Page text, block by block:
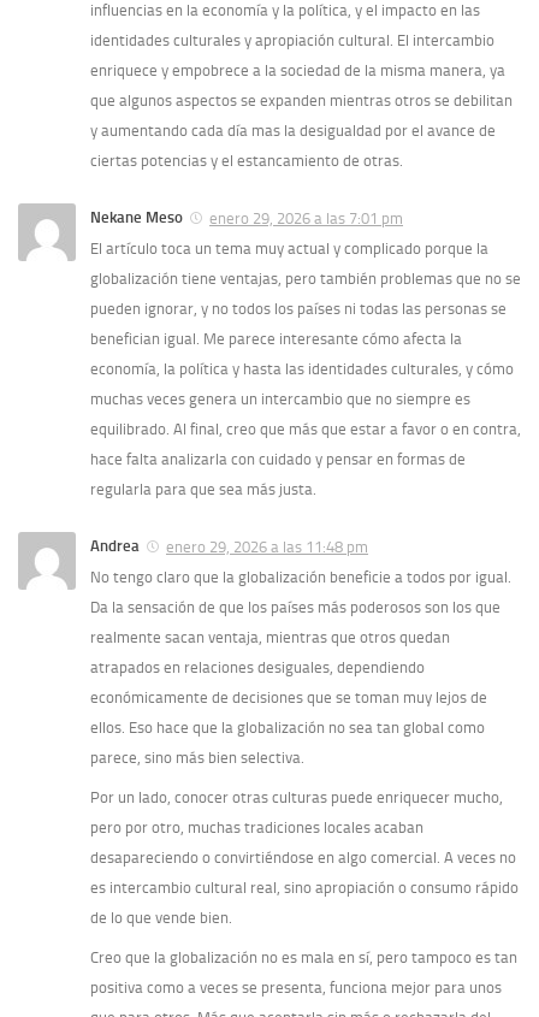
influencias en la economía y la política, y el impacto en las
identidades culturales y apropiación cultural. El intercambio
enriquece y empobrece a la sociedad de la misma manera, ya
que algunos aspectos se expanden mientras otros se debilitan
y aumentando cada día mas la desigualdad por el avance de
ciertas potencias y el estancamiento de otras.
Nekane Meso
enero 29, 2026 a las 7:01 pm
El artículo toca un tema muy actual y complicado porque la
globalización tiene ventajas, pero también problemas que no se
pueden ignorar, y no todos los países ni todas las personas se
benefician igual. Me parece interesante cómo afecta la
economía, la política y hasta las identidades culturales, y cómo
muchas veces genera un intercambio que no siempre es
equilibrado. Al final, creo que más que estar a favor o en contra,
hace falta analizarla con cuidado y pensar en formas de
regularla para que sea más justa.
Andrea
enero 29, 2026 a las 11:48 pm
No tengo claro que la globalización beneficie a todos por igual.
Da la sensación de que los países más poderosos son los que
realmente sacan ventaja, mientras que otros quedan
atrapados en relaciones desiguales, dependiendo
económicamente de decisiones que se toman muy lejos de
ellos. Eso hace que la globalización no sea tan global como
parece, sino más bien selectiva.
Por un lado, conocer otras culturas puede enriquecer mucho,
pero por otro, muchas tradiciones locales acaban
desapareciendo o convirtiéndose en algo comercial. A veces no
es intercambio cultural real, sino apropiación o consumo rápido
de lo que vende bien.
Creo que la globalización no es mala en sí, pero tampoco es tan
positiva como a veces se presenta, funciona mejor para unos